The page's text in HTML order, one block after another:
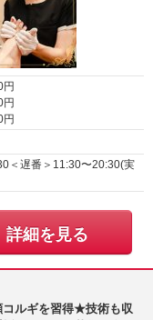
円
円
円
＜遅番＞11:30〜20:30(実
詳細を見る
コルギを習得★技術も収